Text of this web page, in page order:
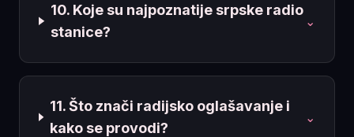
10. Koje su najpoznatije srpske radio
stanice?
⌄
11. Što znači radijsko oglašavanje i
kako se provodi?
⌄